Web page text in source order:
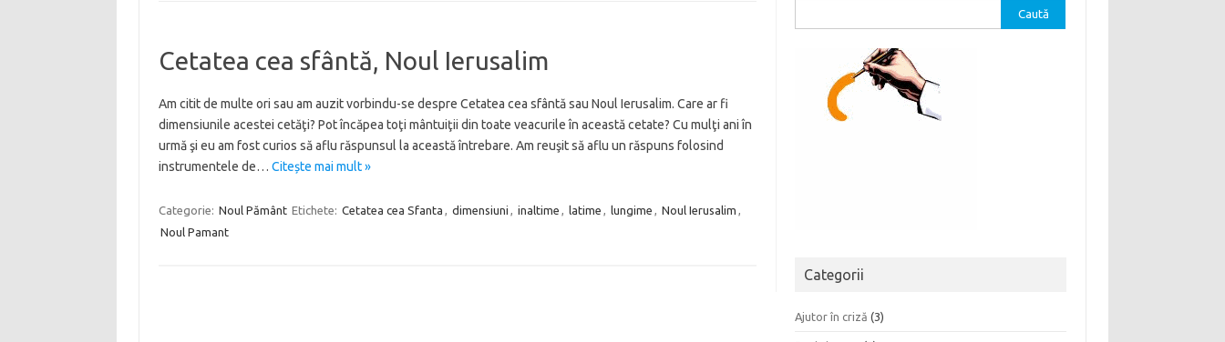
Cetatea cea sfântă, Noul Ierusalim
Am citit de multe ori sau am auzit vorbindu-se despre Cetatea cea sfântă sau Noul Ierusalim. Care ar fi
dimensiunile acestei cetăţi? Pot încăpea toţi mântuiţii din toate veacurile în această cetate? Cu mulţi ani în
urmă şi eu am fost curios să aflu răspunsul la această întrebare. Am reuşit să aflu un răspuns folosind
instrumentele de… Citește mai mult »
Categorie: Noul Pământ Etichete: Cetatea cea Sfanta , dimensiuni , inaltime , latime , lungime , Noul Ierusalim ,
Noul Pamant
după:
Categorii
Ajutor în criză (3)